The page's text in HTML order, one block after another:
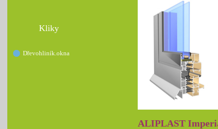
Kliky
Dřevohliník.okna
ALIPLAST